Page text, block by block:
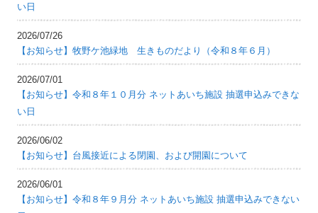
い日
2026/07/26
【お知らせ】牧野ケ池緑地 生きものだより（令和８年６月）
2026/07/01
【お知らせ】令和８年１０月分 ネットあいち施設 抽選申込みできな
い日
2026/06/02
【お知らせ】台風接近による閉園、および開園について
2026/06/01
【お知らせ】令和８年９月分 ネットあいち施設 抽選申込みできない